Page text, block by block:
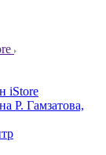
iStore
Р. Гамзатова,